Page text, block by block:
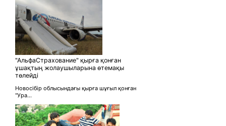
"АльфаСтрахование" қырға қонған
ұшақтың жолаушыларына өтемақы
төлейді
Новосібір облысындағы қырға шұғыл қонған
"Ура...